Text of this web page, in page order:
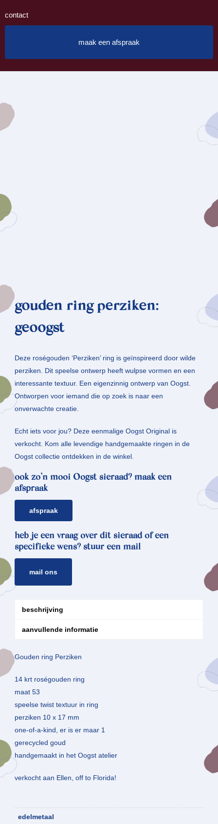
contact
maak een afspraak
gouden ring perziken:
geoogst
Deze roségouden ‘Perziken’ ring is geïnspireerd door wilde
perziken. Dit speelse ontwerp heeft wulpse vormen en een
interessante textuur. Een eigenzinnig ontwerp van Oogst.
Ontworpen voor iemand die op zoek is naar een
onverwachte creatie.
Echt iets voor jou? Deze eenmalige Oogst Original is
verkocht. Kom alle levendige handgemaakte ringen in de
Oogst collectie ontdekken in de winkel.
ook zo’n mooi Oogst sieraad? maak een
afspraak
afspraak
heb je een vraag over dit sieraad of een
specifieke wens? stuur een mail
mail ons
beschrijving
aanvullende informatie
Gouden ring Perziken
14 krt roségouden ring
maat 53
speelse twist textuur in ring
perziken 10 x 17 mm
one-of-a-kind, er is er maar 1
gerecycled goud
handgemaakt in het Oogst atelier
verkocht aan Ellen, off to Florida!
edelmetaal